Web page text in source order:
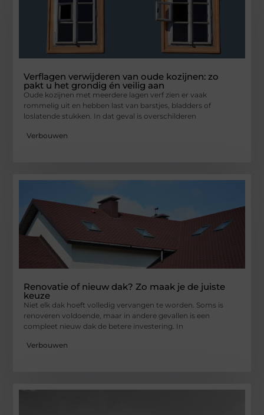
Verflagen verwijderen van oude kozijnen: zo
pakt u het grondig én veilig aan
Oude kozijnen met meerdere lagen verf zien er vaak
rommelig uit en hebben last van barstjes, bladders of
loslatende stukken. In dat geval is overschilderen
Verbouwen
Renovatie of nieuw dak? Zo maak je de juiste
keuze
Niet elk dak hoeft volledig vervangen te worden. Soms is
renoveren voldoende, maar in andere gevallen is een
compleet nieuw dak de betere investering. In
Verbouwen